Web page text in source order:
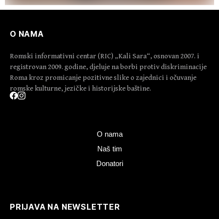
O NAMA
Romski informativni centar (RIC) „Kali Sara“, osnovan 2007. i
registrovan 2009. godine, djeluje na borbi protiv diskriminacije
Roma kroz promicanje pozitivne slike o zajednici i očuvanje
romske kulturne, jezičke i historijske baštine.
O nama
Naš tim
Donatori
PRIJAVA NA NEWSLETTER